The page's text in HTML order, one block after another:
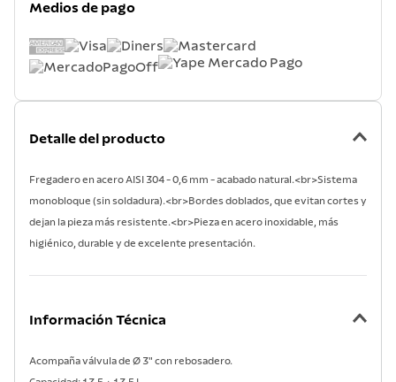
Medios de pago
Detalle del producto
Fregadero en acero AISI 304 - 0,6 mm - acabado natural.<br>Sistema
monobloque (sin soldadura).<br>Bordes doblados, que evitan cortes y
dejan la pieza más resistente.<br>Pieza en acero inoxidable, más
higiénico, durable y de excelente presentación.
Información Técnica
Acompaña válvula de Ø 3" con rebosadero.
9.
cuchillo